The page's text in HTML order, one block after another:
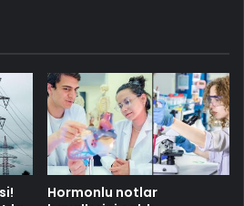
Hormonlu notlar